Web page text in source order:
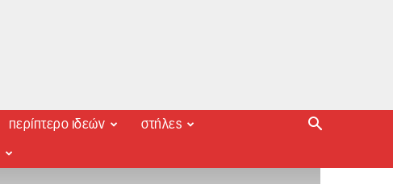
περίπτερο ιδεών στήλες